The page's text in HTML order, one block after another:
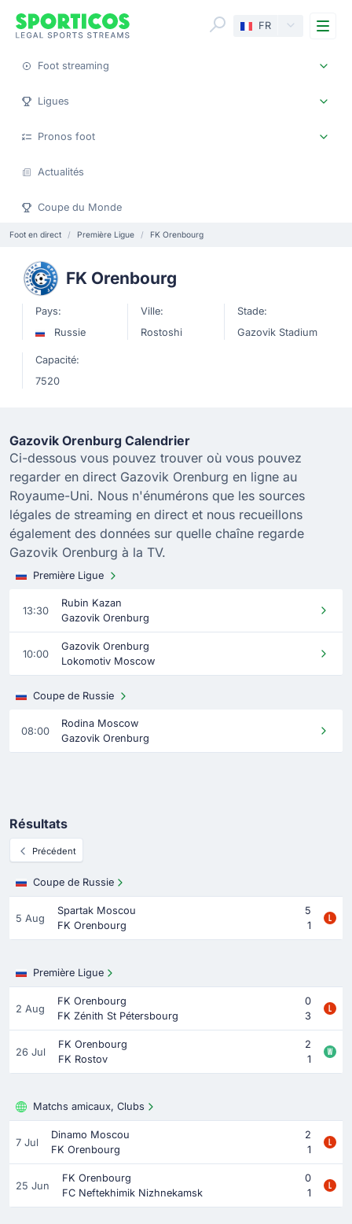
FR
Foot streaming
Ligues
Pronos foot
Actualités
Coupe du Monde
Foot en direct Première Ligue FK Orenbourg
FK Orenbourg
Pays:
Russie
Ville:
Rostoshi
Stade:
Gazovik Stadium
Capacité:
7520
Gazovik Orenburg Calendrier
Ci-dessous vous pouvez trouver où vous pouvez
regarder en direct Gazovik Orenburg en ligne au
Royaume-Uni. Nous n'énumérons que les sources
légales de streaming en direct et nous recueillons
également des données sur quelle chaîne regarde
Gazovik Orenburg à la TV.
Première Ligue
13:30
Rubin Kazan
Gazovik Orenburg
10:00
Gazovik Orenburg
Lokomotiv Moscow
Coupe de Russie
08:00
Rodina Moscow
Gazovik Orenburg
Résultats
Précédent
Coupe de Russie
5 Aug
Spartak Moscou
5
FK Orenbourg
1
Première Ligue
2 Aug
FK Orenbourg
0
FK Zénith St Pétersbourg
3
26 Jul
FK Orenbourg
2
FK Rostov
1
Matchs amicaux, Clubs
7 Jul
Dinamo Moscou
2
FK Orenbourg
1
25 Jun
FK Orenbourg
0
FC Neftekhimik Nizhnekamsk
1